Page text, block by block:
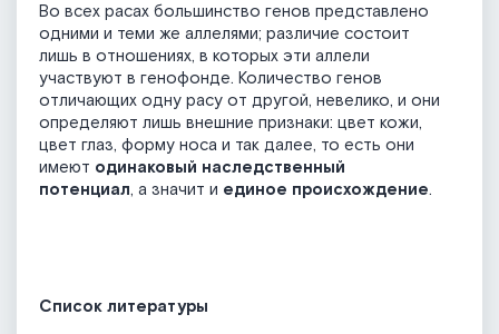
Во всех расах большинство генов представлено
одними и теми же аллелями; различие состоит
лишь в отношениях, в которых эти аллели
участвуют в генофонде. Количество генов
отличающих одну расу от другой, невелико, и они
определяют лишь внешние признаки: цвет кожи,
цвет глаз, форму носа и так далее, то есть они
имеют одинаковый наследственный
потенциал, а значит и единое происхождение.
Список литературы